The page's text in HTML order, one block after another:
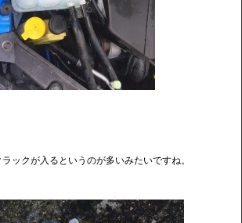
ックが入るというのが多いみたいですね。